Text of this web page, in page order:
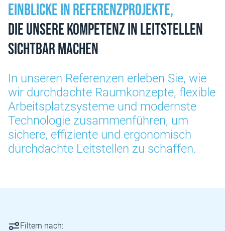
Einblicke in Referenzprojekte,
die unsere Kompetenz in Leitstellen
sichtbar machen
In unseren Referenzen erleben Sie, wie
wir durchdachte Raumkonzepte, flexible
Arbeitsplatzsysteme und modernste
Technologie zusammenführen, um
sichere, effiziente und ergonomisch
durchdachte Leitstellen zu schaffen.
Filtern nach: